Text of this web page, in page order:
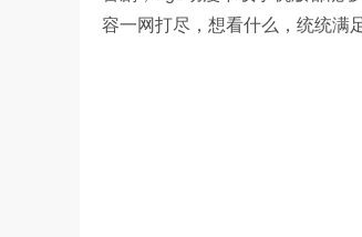
容一网打尽，想看什么，统统满